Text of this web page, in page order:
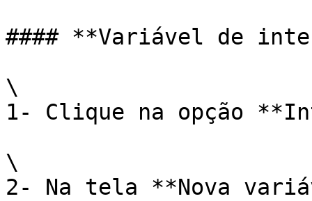
#### **Variável de
\
1- Clique na opção
\
2- Na tela **Nova